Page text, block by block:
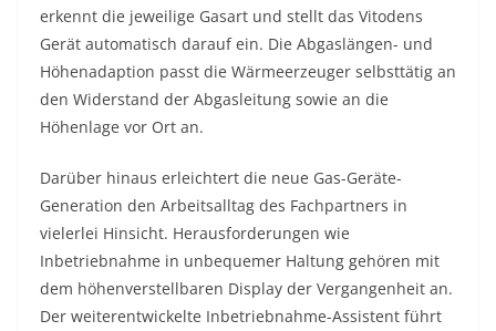
erkennt die jeweilige Gasart und stellt das Vitodens
Gerät automatisch darauf ein. Die Abgaslängen- und
Höhenadaption passt die Wärmeerzeuger selbsttätig an
den Widerstand der Abgasleitung sowie an die
Höhenlage vor Ort an.
Darüber hinaus erleichtert die neue Gas-Geräte-
Generation den Arbeitsalltag des Fachpartners in
vielerlei Hinsicht. Herausforderungen wie
Inbetriebnahme in unbequemer Haltung gehören mit
dem höhenverstellbaren Display der Vergangenheit an.
Der weiterentwickelte Inbetriebnahme-Assistent führt